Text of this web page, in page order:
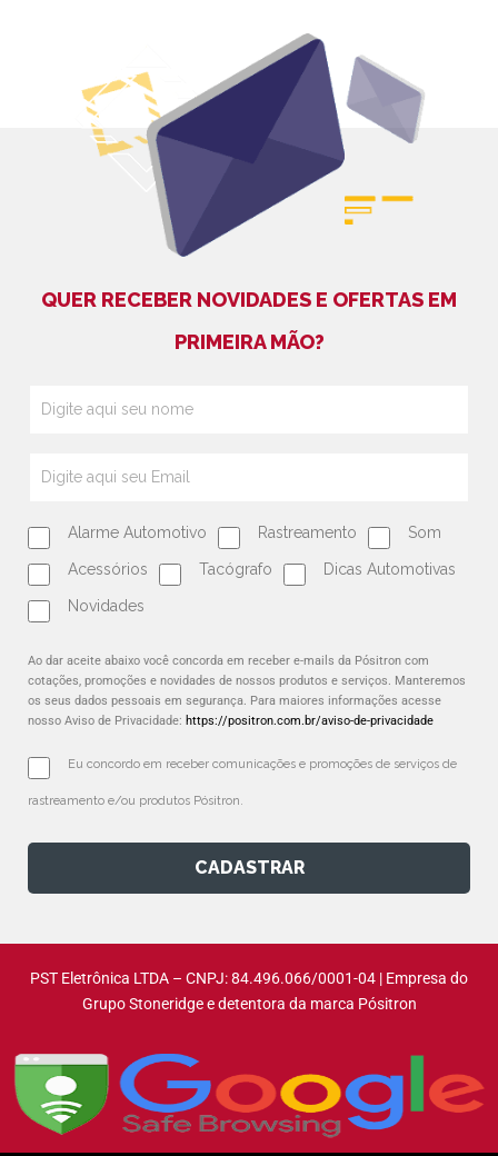
QUER RECEBER NOVIDADES E OFERTAS EM
PRIMEIRA MÃO?
Alarme Automotivo Rastreamento Som
Acessórios Tacógrafo Dicas Automotivas
Novidades
Ao dar aceite abaixo você concorda em receber e-mails da Pósitron com
cotações, promoções e novidades de nossos produtos e serviços. Manteremos
os seus dados pessoais em segurança. Para maiores informações acesse
nosso Aviso de Privacidade: https://positron.com.br/aviso-de-privacidade
Eu concordo em receber comunicações e promoções de serviços de
rastreamento e/ou produtos Pósitron.
CADASTRAR
PST Eletrônica LTDA – CNPJ: 84.496.066/0001-04 | Empresa do
Grupo Stoneridge e detentora da marca Pósitron